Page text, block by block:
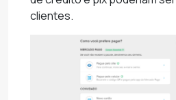
clientes.